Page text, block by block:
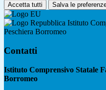
Accetta tutti Salva le
Istituto
Peschiera Borromeo
Contatti
Istituto Comprensivo Statale
Borromeo